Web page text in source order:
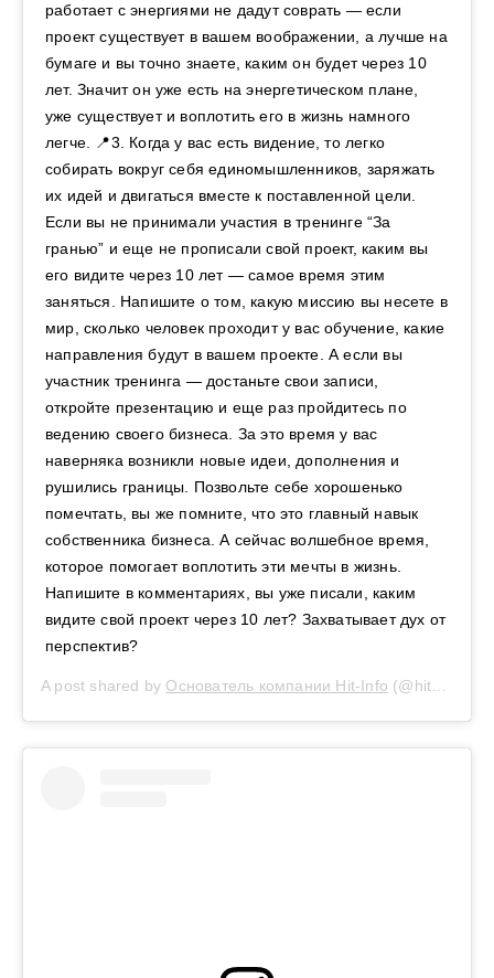
работает с энергиями не дадут соврать — если
проект существует в вашем воображении, а лучше на
бумаге и вы точно знаете, каким он будет через 10
лет. Значит он уже есть на энергетическом плане,
уже существует и воплотить его в жизнь намного
легче. 📍3. Когда у вас есть видение, то легко
собирать вокруг себя единомышленников, заряжать
их идей и двигаться вместе к поставленной цели.
Если вы не принимали участия в тренинге “За
гранью” и еще не прописали свой проект, каким вы
его видите через 10 лет — самое время этим
заняться. Напишите о том, какую миссию вы несете в
мир, сколько человек проходит у вас обучение, какие
направления будут в вашем проекте. А если вы
участник тренинга — достаньте свои записи,
откройте презентацию и еще раз пройдитесь по
ведению своего бизнеса. За это время у вас
наверняка возникли новые идеи, дополнения и
рушились границы. Позвольте себе хорошенько
помечтать, вы же помните, что это главный навык
собственника бизнеса. А сейчас волшебное время,
которое помогает воплотить эти мечты в жизнь.
Напишите в комментариях, вы уже писали, каким
видите свой проект через 10 лет? Захватывает дух от
перспектив?
A post shared by Основатель компании Hit-Info (@hit_info_) on